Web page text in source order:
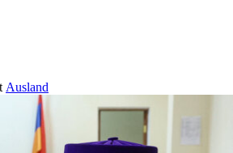
Ausland